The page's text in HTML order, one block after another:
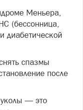
Меньера,
(бессонница,
диабетической
спазмы
после
уколы — это